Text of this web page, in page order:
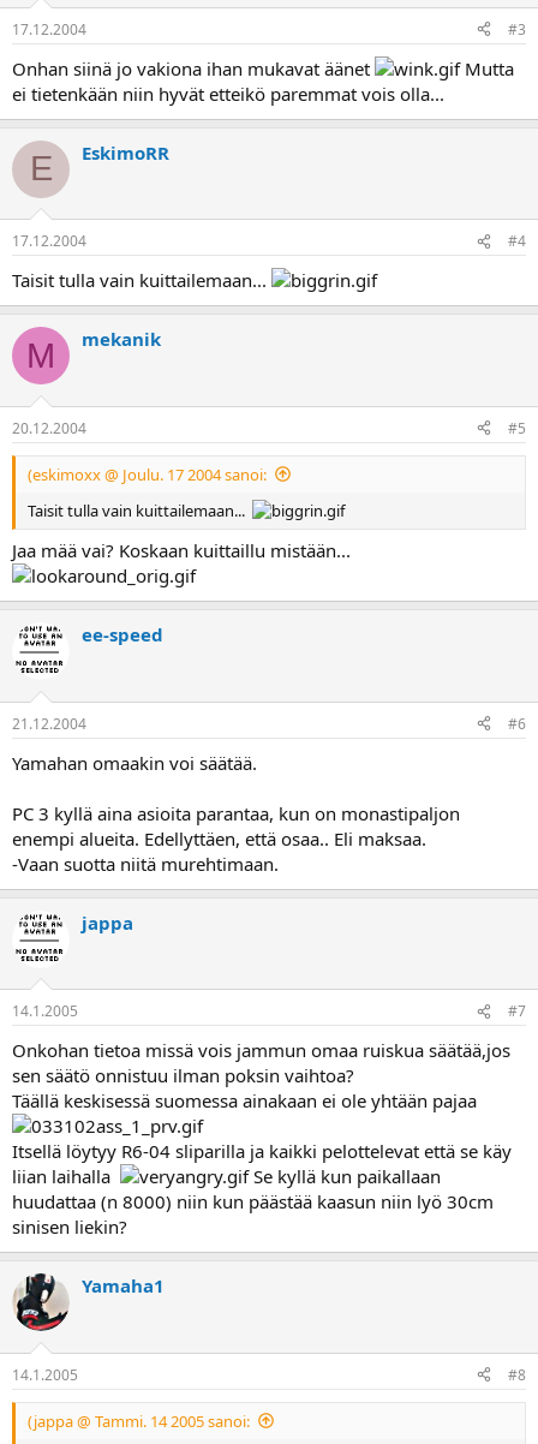
17.12.2004 #3
Onhan siinä jo vakiona ihan mukavat äänet
Mutta
ei tietenkään niin hyvät etteikö paremmat vois olla...
E EskimoRR
17.12.2004 #4
Taisit tulla vain kuittailemaan...
M mekanik
20.12.2004 #5
(eskimoxx @ Joulu. 17 2004 sanoi:
Taisit tulla vain kuittailemaan...
Jaa mää vai? Koskaan kuittaillu mistään...
ee-speed
21.12.2004 #6
Yamahan omaakin voi säätää.
PC 3 kyllä aina asioita parantaa, kun on monastipaljon
enempi alueita. Edellyttäen, että osaa.. Eli maksaa.
-Vaan suotta niitä murehtimaan.
jappa
14.1.2005 #7
Onkohan tietoa missä vois jammun omaa ruiskua säätää,jos
sen säätö onnistuu ilman poksin vaihtoa?
Täällä keskisessä suomessa ainakaan ei ole yhtään pajaa
Itsellä löytyy R6-04 sliparilla ja kaikki pelottelevat että se käy
liian laihalla
Se kyllä kun paikallaan
huudattaa (n 8000) niin kun päästää kaasun niin lyö 30cm
sinisen liekin?
Yamaha1
14.1.2005 #8
(jappa @ Tammi. 14 2005 sanoi: